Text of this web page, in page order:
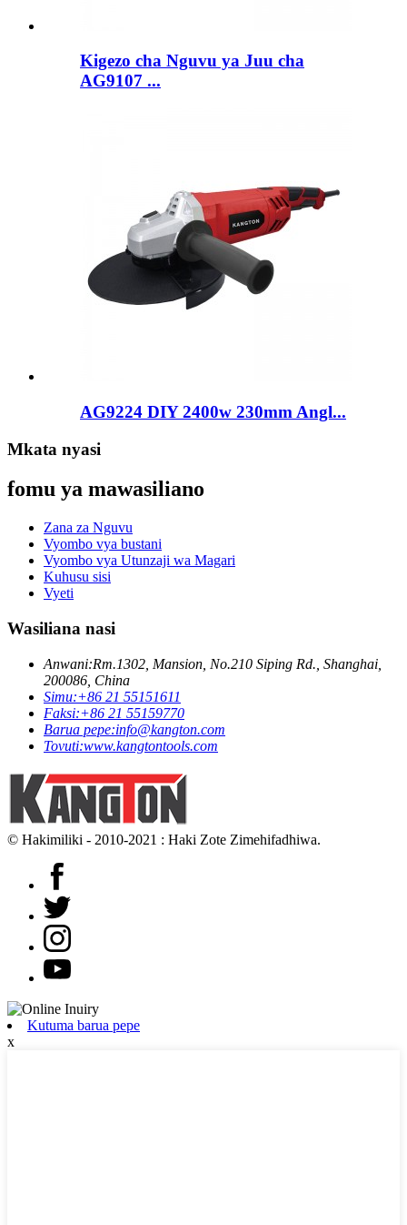
Kigezo cha Nguvu ya Juu cha
AG9107 ...
AG9224 DIY 2400w 230mm Angl...
Mkata nyasi
fomu ya mawasiliano
Zana za Nguvu
Vyombo vya bustani
Vyombo vya Utunzaji wa Magari
Kuhusu sisi
Vyeti
Wasiliana nasi
Anwani:Rm.1302, Mansion, No.210 Siping Rd., Shanghai,
200086, China
Simu:+86 21 55151611
Faksi:+86 21 55159770
Barua pepe:info@kangton.com
Tovuti:www.kangtontools.com
© Hakimiliki - 2010-2021 : Haki Zote Zimehifadhiwa.
Kutuma barua pepe
x